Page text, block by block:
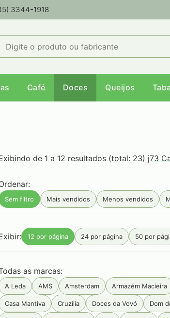
3344-1918
Café Doces Queijos
de 1 a 12 resultados (total: 23) j73
Sem filtro Mais vendidos Menos vendidos
12 por página 24 por página 50 por
as marcas:
A Leda AMS Amsterdam Armazém Macieira
Casa Mantiva Cruzilia Doces da Vovó Dom